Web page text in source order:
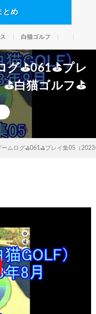
とめ
白猫ゴルフ
グ⛳061⛳プレ
白猫ゴルフ⛳
ームログ⛳061⛳プレイ集05（